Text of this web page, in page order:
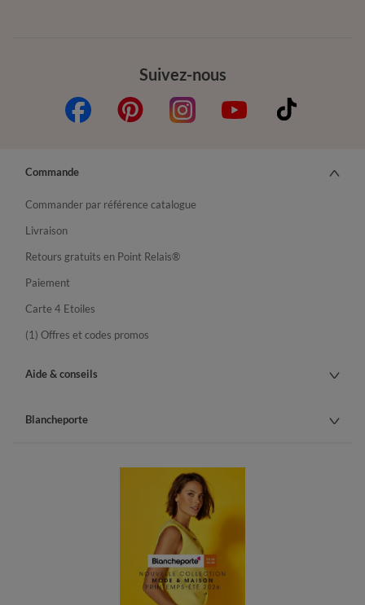
Suivez-nous
Commande
Commander par référence catalogue
Livraison
Retours gratuits en Point Relais®
Paiement
Carte 4 Etoiles
(1) Offres et codes promos
Aide & conseils
Blancheporte